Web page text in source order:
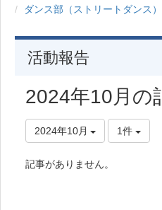
ダンス部（ストリートダンス）
活動報告
2024年10月の
2024年10月 1件
記事がありません。